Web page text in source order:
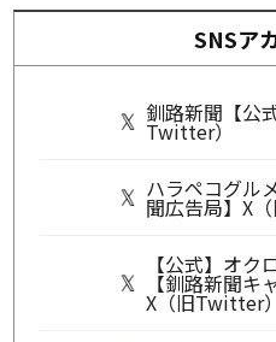
SNSア
釧路新聞【公
Twitter）
ハラペコグル
聞広告局】X
【公式】オク
【釧路新聞キ
X（旧Twitter）